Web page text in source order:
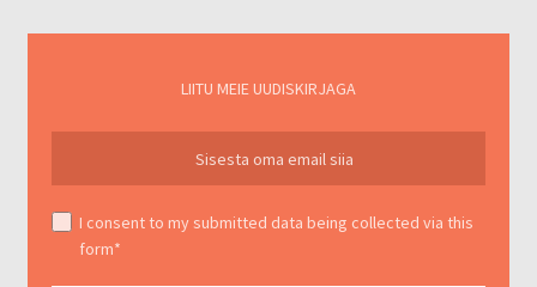
LIITU MEIE UUDISKIRJAGA
I consent to my submitted data being collected via this
form*